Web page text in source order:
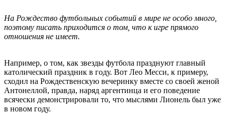
На Рождество футбольных событий в мире не особо много,
поэтому писать приходится о том, что к игре прямого
отношения не имеет.
Например, о том, как звезды футбола празднуют главный
католический праздник в году. Вот Лео Месси, к примеру,
сходил на Рождественскую вечеринку вместе со своей женой
Антонеллой, правда, наряд аргентинца и его поведение
всячески демонстрировали то, что мыслями Лионель был уже
в новом году.